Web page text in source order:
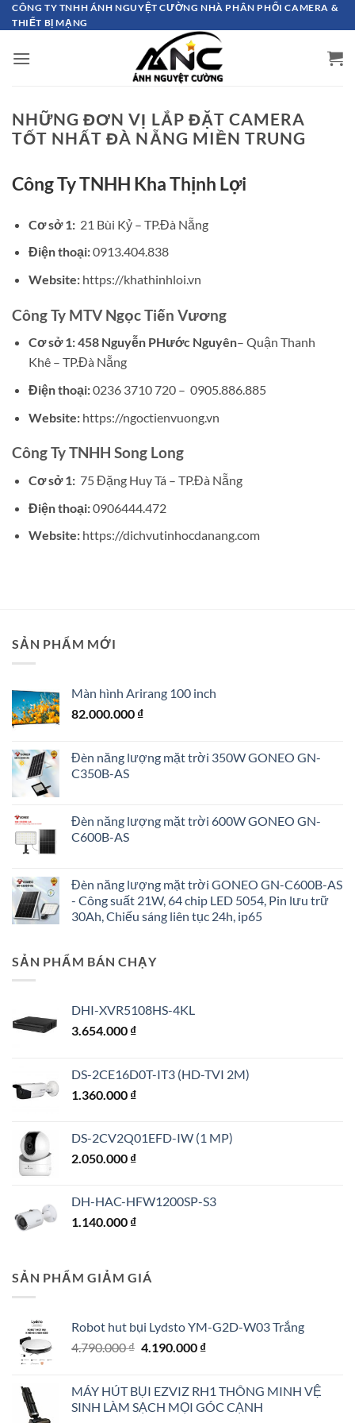
Bỏ
qua
dung
CÔNG TY TNHH ÁNH NGUYỆT CƯỜNG NHÀ PHÂN PHỐI CAMERA &
THIẾT BỊ MẠNG
NHỮNG ĐƠN VỊ LẮP ĐẶT CAMERA
TỐT NHẤT ĐÀ NẴNG MIỀN TRUNG
Công Ty TNHH Kha Thịnh Lợi
Cơ sở 1: 21 Bùi Kỷ – TP.Đà Nẵng
Điện thoại:0913.404.838
Website:https://khathinhloi.vn
Công Ty MTV Ngọc Tiến Vương
Cơ sở 1: 458 Nguyễn PHước Nguyên– Quận Thanh
Khê – TP.Đà Nẵng
Điện thoại:0236 3710 720 – 0905.886.885
Website:https://ngoctienvuong.vn
Công Ty TNHH Song Long
Cơ sở 1: 75 Đặng Huy Tá – TP.Đà Nẵng
Điện thoại:0906444.472
Website:https://dichvutinhocdanang.com
SẢN PHẨM MỚI
Màn hình Arirang 100 inch
82.000.000 ₫
Đèn năng lượng mặt trời 350W GONEO GN-
C350B-AS
Đèn năng lượng mặt trời 600W GONEO GN-
C600B-AS
Đèn năng lượng mặt trời GONEO GN-C600B-AS
- Công suất 21W, 64 chip LED 5054, Pin lưu trữ
30Ah, Chiếu sáng liên tục 24h, ip65
SẢN PHẨM BÁN CHẠY
DHI-XVR5108HS-4KL
3.654.000 ₫
DS-2CE16D0T-IT3 (HD-TVI 2M)
1.360.000 ₫
DS-2CV2Q01EFD-IW (1 MP)
2.050.000 ₫
DH-HAC-HFW1200SP-S3
1.140.000 ₫
SẢN PHẨM GIẢM GIÁ
Robot hut bụi Lydsto YM-G2D-W03 Trắng
4.790.000₫ Giá
4.790.000 ₫.
4.190.000 ₫Giá
là:
4.190.000 ₫.
MÁY HÚT BỤI EZVIZ RH1 THÔNG MINH VỆ
SINH LÀM SẠCH MỌI GÓC CẠNH